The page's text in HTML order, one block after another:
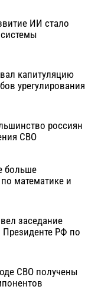
ИИ стало
капитуляцию
урегулирования
россиян
СВО
больше
математике и
заседание
Президенте РФ по
СВО получены